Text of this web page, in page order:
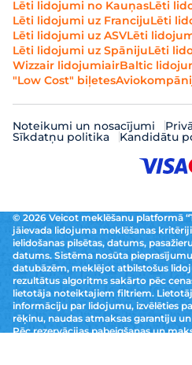
Lēti lidojumi no KauņasLēti
Lēti lidojumi uz FrancijuLēti
Lēti lidojumi uz ASVLēti
Lēti lidojumi uz SpānijuLēti
Wizzair lidojumiairBaltic
"Low Cost" biļetes
Noteikumi un nosacījumi
Sīkdatņu politika Kandidātu
© 2026 Veicot meklēšanu platformā
jāievada lidojuma meklēšanas
ielidošanas pilsētas, datums,
datums. Sistēma nosūta
datubāzēm, meklējot atbilstošus
rezultātus algoritms sakārto pēc
lietotāja noteiktajiem filtriem.
informāciju par lidojumu, izvēlēties
rēķinu, naudas atmaksas garantiju
Pēc rezervācijas pabeigšanas un